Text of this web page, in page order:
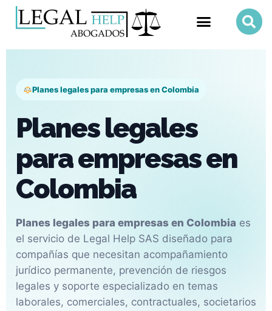
Planes legales para empresas en Colombia
Planes legales
para empresas en
Colombia
Planes legales para empresas en Colombia es
el servicio de Legal Help SAS diseñado para
compañías que necesitan acompañamiento
jurídico permanente, prevención de riesgos
legales y soporte especializado en temas
laborales, comerciales, contractuales, societarios